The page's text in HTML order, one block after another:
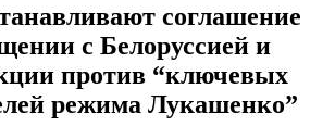
соглашение
с Белоруссией и
против “ключевых
режима Лукашенко”